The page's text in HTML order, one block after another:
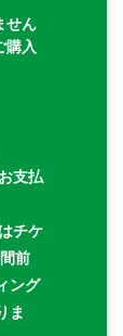
せん
購入
支払
チケ
前
ング
ま